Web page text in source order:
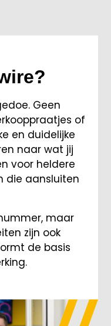
Geen
of
en duidelijke
naar wat jij
voor heldere
die aansluiten
maar
zijn ook
de basis